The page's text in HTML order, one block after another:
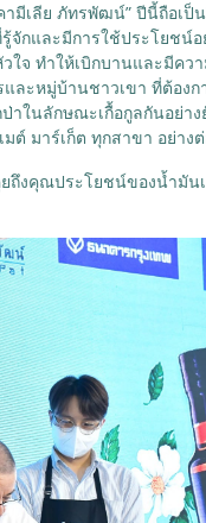
มีเลีย ภัทรพัฒน์” ปีนี้ถือเ
รู้จักและมีการใช้ประโยช
ใจ ทำให้เบิกบานและมีค
ละหมู่บ้านชาวเขา ที่ต้อ
าในลักษณะเกื้อกูลกันอย่า
มาร์เก็ต ทุกสาขา อย่างต่
ยถึงคุณประโยชน์ของน้ำ